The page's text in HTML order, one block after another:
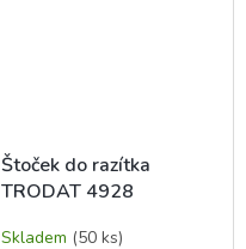
Štoček do razítka
TRODAT 4928
Skladem (50 ks)